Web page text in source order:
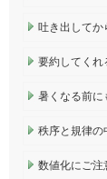
吐き出してか
要約してくれ
暑くなる前に
秩序と規律の
数値化にご注